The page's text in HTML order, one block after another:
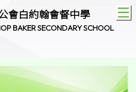
會白約翰會督中學
BAKER SECONDARY SCHOOL